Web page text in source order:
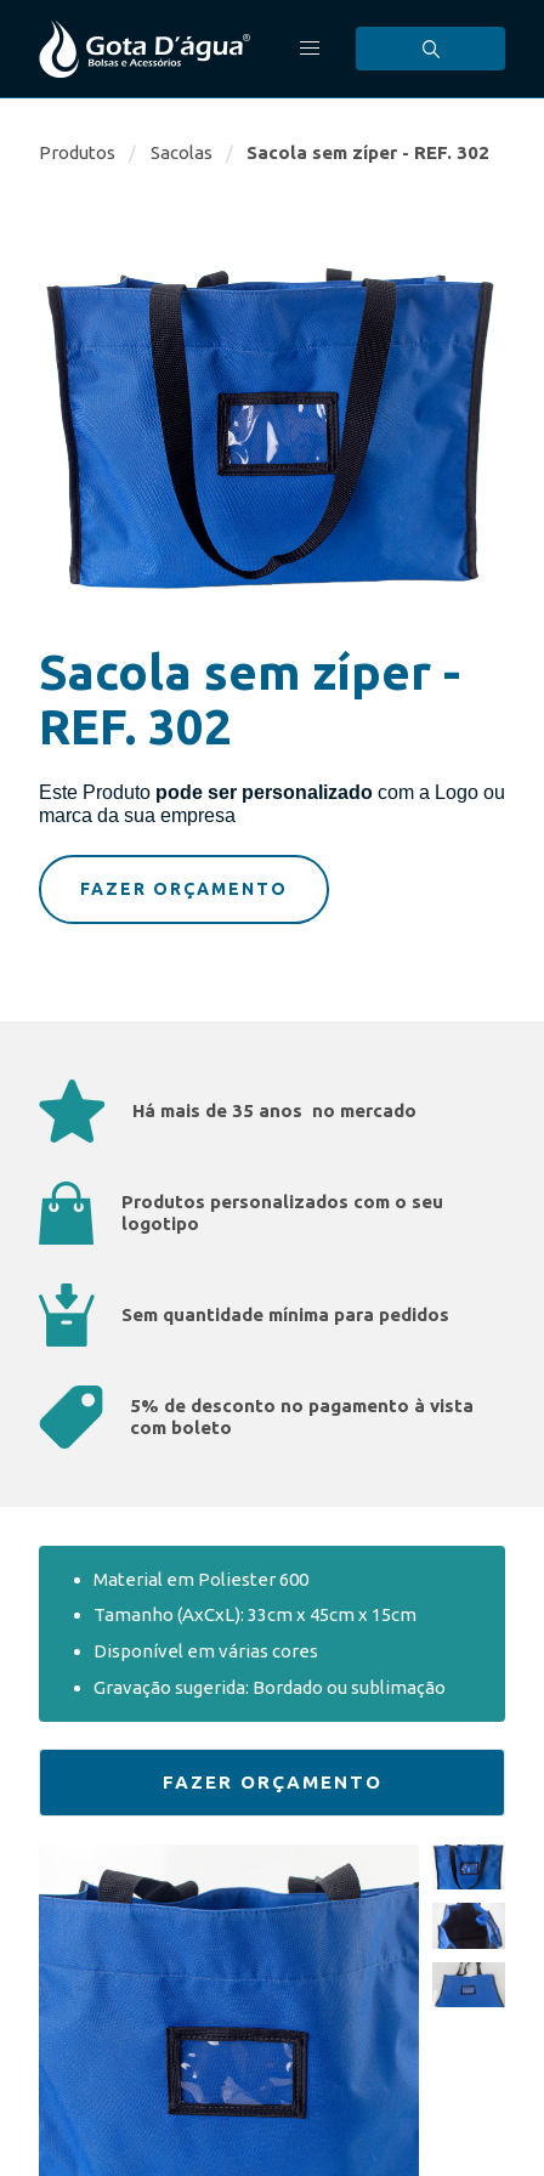
Produtos Sacolas Sacola sem zíper - REF. 302
Sacola sem zíper -
REF. 302
Este Produto pode ser personalizado com a Logo ou
marca da sua empresa
FAZER ORÇAMENTO
Há mais de 35 anos no mercado
Produtos personalizados com o seu
logotipo
Sem quantidade mínima para pedidos
5% de desconto no pagamento à vista
com boleto
Material em Poliester 600
Tamanho (AxCxL): 33cm x 45cm x 15cm
Disponível em várias cores
Gravação sugerida: Bordado ou sublimação
FAZER ORÇAMENTO